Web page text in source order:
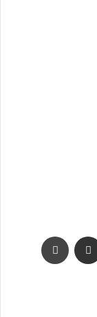
مشاركة عبر البريد